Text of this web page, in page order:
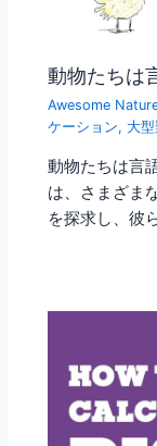
動物たちは
Awesome
ケーション, 大
動物たちは言
は、さまざま
を探求し、彼